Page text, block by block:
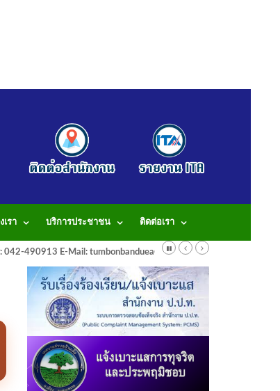
รา บริการประชาชน ติดต่อเรา
490913 E-Mail: tumbonbanduea@gmail.com